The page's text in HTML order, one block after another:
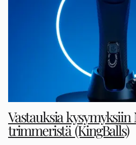
Vastauksia
trimmeristä (KingBalls)